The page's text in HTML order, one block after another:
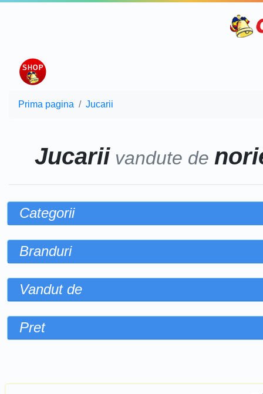
Prima pagina Jucarii
Jucariivandute de
Categorii
Branduri
Vandut de
Pret